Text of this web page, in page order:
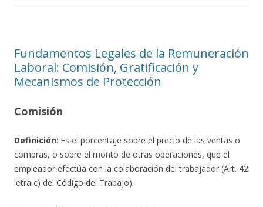
Fundamentos Legales de la Remuneración
Laboral: Comisión, Gratificación y
Mecanismos de Protección
Comisión
Definición: Es el porcentaje sobre el precio de las ventas o
compras, o sobre el monto de otras operaciones, que el
empleador efectúa con la colaboración del trabajador (Art. 42
letra c) del Código del Trabajo).